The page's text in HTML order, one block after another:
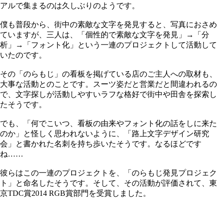
アルで集まるのは久しぶりのようです。
僕も普段から、街中の素敵な文字を発見すると、写真におさめ
ていますが、三人は、「個性的で素敵な文字を発見」→「分
析」→「フォント化」という一連のプロジェクトして活動して
いたのです。
その「のらもじ」の看板を掲げている店のご主人への取材も、
大事な活動とのことです。スーツ姿だと営業だと間違われるの
で、文字探しが活動しやすいラフな格好で街中や田舎を探索し
たそうです。
でも、「何でこいつ、看板の由来やフォント化の話をしに来た
のか」と怪しく思われないように、「路上文字デザイン研究
会」と書かれた名刺を持ち歩いたそうです。なるほどです
ね……
彼らはこの一連のプロジェクトを、「のらもじ発見プロジェク
ト」と命名したそうです。そして、その活動が評価されて、東
京TDC賞2014 RGB賞部門を受賞しました。